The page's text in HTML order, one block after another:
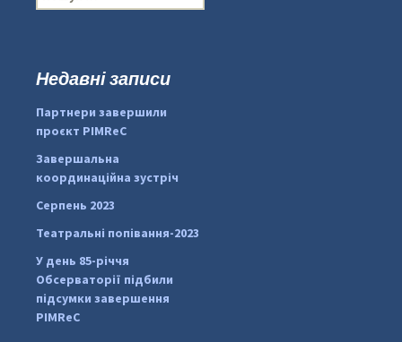
о
:Недавні записи
Партнери завершили
проєкт PIMReC
Завершальна
координаційна зустріч
Серпень 2023
Театральні попівання-2023
У день 85-річчя
Обсерваторії підбили
підсумки завершення
PIMReC